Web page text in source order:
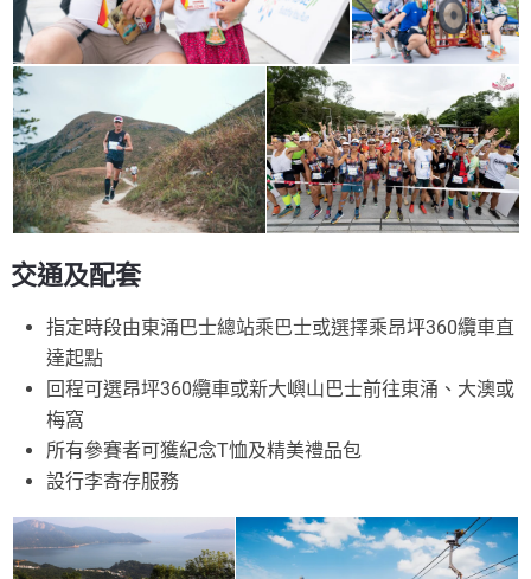
交通及配套
指定時段由東涌巴士總站乘巴士或選擇乘昂坪360纜車直
達起點
回程可選昂坪360纜車或新大嶼山巴士前往東涌、大澳或
梅窩
所有參賽者可獲紀念T恤及精美禮品包
設行李寄存服務